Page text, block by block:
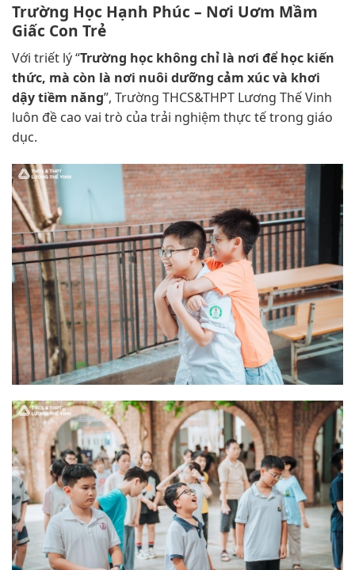
Trường Học Hạnh Phúc – Nơi Uơm Mầm
Giấc Con Trẻ
Với triết lý “Trường học không chỉ là nơi để học kiến
thức, mà còn là nơi nuôi dưỡng cảm xúc và khơi
dậy tiềm năng”, Trường THCS&THPT Lương Thế Vinh
luôn đề cao vai trò của trải nghiệm thực tế trong giáo
dục.